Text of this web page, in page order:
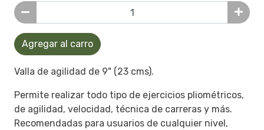
Agregar al carro
Valla de agilidad de 9" (23 cms).
Permite realizar todo tipo de ejercicios pliométricos,
de agilidad, velocidad, técnica de carreras y más.
Recomendadas para usuarios de cualquier nivel,